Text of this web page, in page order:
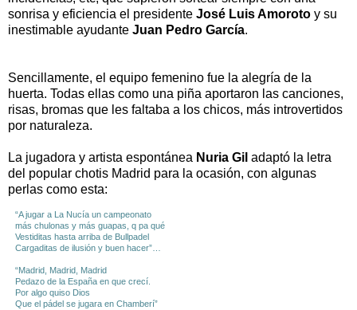
sonrisa y eficiencia el presidente José Luis Amoroto y su
inestimable ayudante Juan Pedro García.
Sencillamente, el equipo femenino fue la alegría de la
huerta. Todas ellas como una piña aportaron las canciones,
risas, bromas que les faltaba a los chicos, más introvertidos
por naturaleza.
La jugadora y artista espontánea Nuria Gil adaptó la letra
del popular chotis Madrid para la ocasión, con algunas
perlas como esta:
“A jugar a La Nucía un campeonato
más chulonas y más guapas, q pa qué
Vestiditas hasta arriba de Bullpadel
Cargaditas de ilusión y buen hacer”…
“Madrid, Madrid, Madrid
Pedazo de la España en que crecí.
Por algo quiso Dios
Que el pádel se jugara en Chamberí”